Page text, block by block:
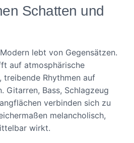
Schatten und
lebt von Gegensätzen.
auf atmosphärische
treibende Rhythmen auf
Gitarren, Bass, Schlagzeug
verbinden sich zu
melancholisch,
wirkt.